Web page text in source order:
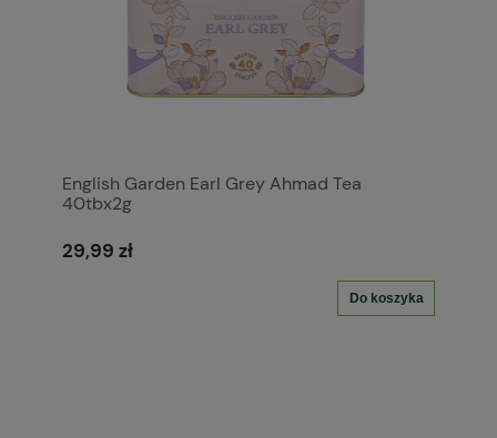
English Garden Earl Grey Ahmad Tea
40tbx2g
29,99 zł
Do koszyka